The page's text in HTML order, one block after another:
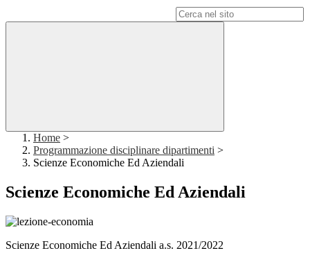
Home >
Programmazione disciplinare dipartimenti >
Scienze Economiche Ed Aziendali
Scienze Economiche Ed Aziendali
Scienze Economiche Ed Aziendali a.s. 2021/2022